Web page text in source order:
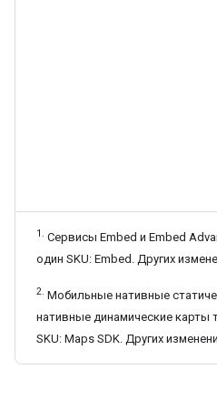
1. Сервисы Embed и Embed
один SKU: Embed. Других
2. Мобильные нативные
нативные динамические карты
SKU: Maps SDK. Других